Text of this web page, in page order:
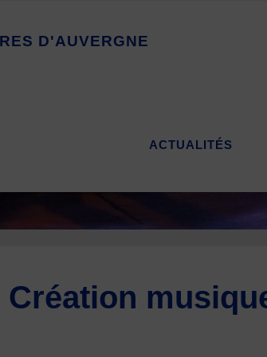
RES D'AUVERGNE
ACTUALITÉS
Création